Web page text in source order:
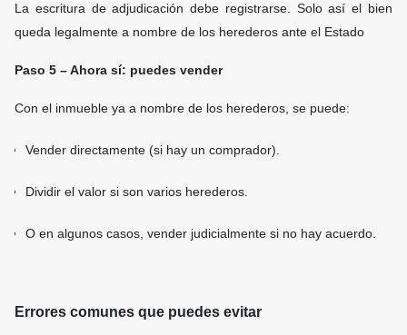
La escritura de adjudicación debe registrarse. Solo así el bien
queda legalmente a nombre de los herederos ante el Estado
Paso 5 – Ahora sí: puedes vender
Con el inmueble ya a nombre de los herederos, se puede:
Vender directamente (si hay un comprador).
Dividir el valor si son varios herederos.
O en algunos casos, vender judicialmente si no hay acuerdo.
Errores comunes que puedes evitar